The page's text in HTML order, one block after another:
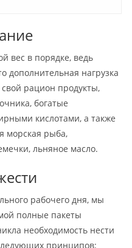
вес в порядке, ведь
дополнительная нагрузка
рацион продукты,
богатые
кислотами, а также
морская рыба,
льняное масло.
рабочего дня, мы
полные пакеты
необходимость нести
принципов: